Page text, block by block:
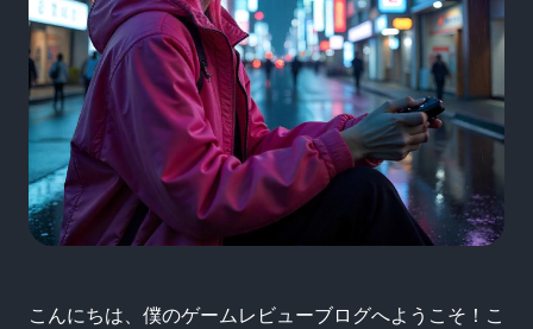
こんにちは、僕のゲームレビューブログへようこそ！こ